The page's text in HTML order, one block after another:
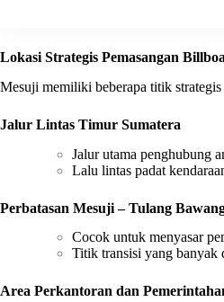
Lokasi Strategis Pemasangan
Mesuji memiliki beberapa titik
Jalur Lintas Timur Sumatera
Jalur utama penghubung
Lalu lintas padat
Perbatasan Mesuji – Tulang
Cocok untuk menyasar
Titik transisi yang banyak
Area Perkantoran dan